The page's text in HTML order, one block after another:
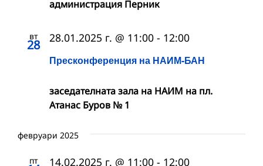
администрация Перник
вт
28
Пресконференция на НАИМ-БАН
28.01.2025 г. @ 11:00 - 12:00
заседателната зала на НАИМ на пл.
Атанас Буров № 1
февруари 2025
пт 14.02.2025 г. @ 11:00 - 12:00